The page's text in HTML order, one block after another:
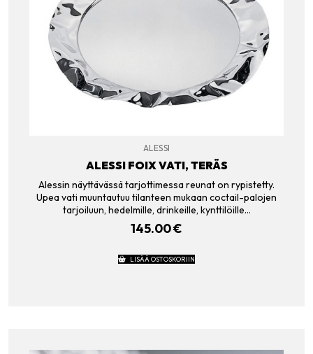
ALESSI
ALESSI FOIX VATI, TERÄS
Alessin näyttävässä tarjottimessa reunat on rypistetty.
Upea vati muuntautuu tilanteen mukaan coctail-palojen
tarjoiluun, hedelmille, drinkeille, kynttilöille…
145.00€
LISÄÄ OSTOSKORIIN